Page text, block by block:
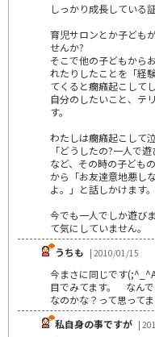
しっかり成長している
育児サロンとか子ども
せんか?
そこで他の子どもから
れたりしたことを「経
てくると癇癪起こして
自分のしたいこと、テ
す。
わたしは癇癪起こして
「どうしたの?一人で
など、その時の子ども
から「お友達意地悪し
よ。」と話しかけます。
今でも一人でしか遊び
て気にしていません。
うちも | 2010/01/15
今まさに同じです
目でみてます。 なん
なのかな？って思ってま
私自身の事ですが |